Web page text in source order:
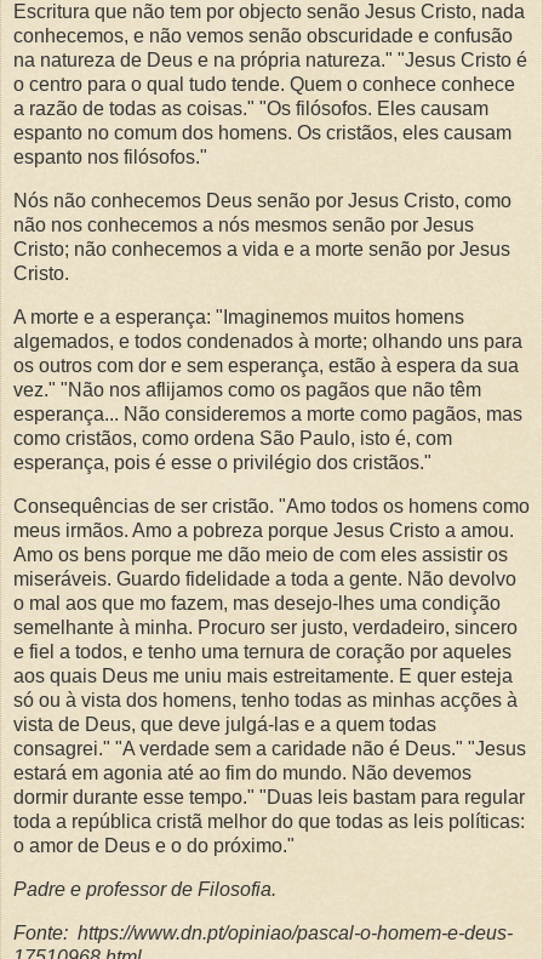
Escritura que não tem por objecto senão Jesus Cristo, nada
conhecemos, e não vemos senão obscuridade e confusão
na natureza de Deus e na própria natureza." "Jesus Cristo é
o centro para o qual tudo tende. Quem o conhece conhece
a razão de todas as coisas." "Os filósofos. Eles causam
espanto no comum dos homens. Os cristãos, eles causam
espanto nos filósofos."
Nós não conhecemos Deus senão por Jesus Cristo, como
não nos conhecemos a nós mesmos senão por Jesus
Cristo; não conhecemos a vida e a morte senão por Jesus
Cristo.
A morte e a esperança: "Imaginemos muitos homens
algemados, e todos condenados à morte; olhando uns para
os outros com dor e sem esperança, estão à espera da sua
vez." "Não nos aflijamos como os pagãos que não têm
esperança... Não consideremos a morte como pagãos, mas
como cristãos, como ordena São Paulo, isto é, com
esperança, pois é esse o privilégio dos cristãos."
Consequências de ser cristão. "Amo todos os homens como
meus irmãos. Amo a pobreza porque Jesus Cristo a amou.
Amo os bens porque me dão meio de com eles assistir os
miseráveis. Guardo fidelidade a toda a gente. Não devolvo
o mal aos que mo fazem, mas desejo-lhes uma condição
semelhante à minha. Procuro ser justo, verdadeiro, sincero
e fiel a todos, e tenho uma ternura de coração por aqueles
aos quais Deus me uniu mais estreitamente. E quer esteja
só ou à vista dos homens, tenho todas as minhas acções à
vista de Deus, que deve julgá-las e a quem todas
consagrei." "A verdade sem a caridade não é Deus." "Jesus
estará em agonia até ao fim do mundo. Não devemos
dormir durante esse tempo." "Duas leis bastam para regular
toda a república cristã melhor do que todas as leis políticas:
o amor de Deus e o do próximo."
Padre e professor de Filosofia.
Fonte: https://www.dn.pt/opiniao/pascal-o-homem-e-deus-